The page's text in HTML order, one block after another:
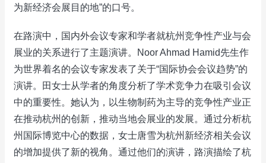
为新经济会展目的地”的口号。
在路演中，国内外会议专家和学者就杭州竞争性产业与会
展业的关系进行了主题演讲。Noor Ahmad Hamid先生作
为世界着名的会议专家发表了关于“国际协会会议趋势”的
演讲。田女士从学者的角度分析了学术竞争力在吸引会议
中的重要性。她认为，以生物制药为主导的竞争性产业正
在推动杭州的创新，推动当地会展业的发展。通过分析杭
州国际博览中心的数据，女士唐雪为杭州新经济相关会议
的增加提供了新的视角。通过他们的演讲，路演描绘了杭